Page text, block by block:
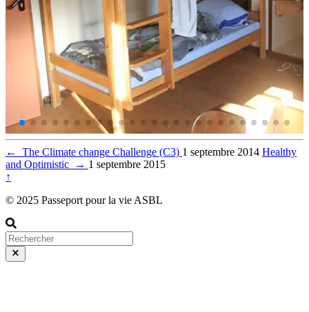
← The Climate change Challenge (C3) 1 septembre 2014 Healthy
and Optimistic
→ 1 septembre 2015
↑
© 2025 Passeport pour la vie ASBL